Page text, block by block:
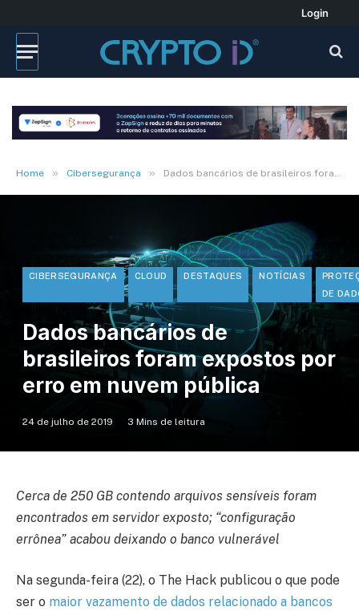
Login
Home » Cibersegurança » Dados bancários de brasileiros foram expostos por erro em nuvem pública
CIBERSEGURANÇA CLOUD DESTAQUES NOTÍCIAS
DE
Dados bancários de
brasileiros foram expostos por
erro em nuvem pública
24 de julho de 2019 3 Mins de leitura
Cerca de 250 GB contendo arquivos sensíveis foram
encontrados em servidor exposto; “configuração
errônea” acabou deixando o banco vulnerável
Na segunda-feira (22), o The Hack publicou o que pode
ser o maior vazamento de dados relacionado a bancos